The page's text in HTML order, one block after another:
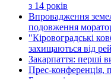
з 14 років
Впровадження
подовження
"Кіровоградські
захищаються від
Закарпаття: перші
Прес-конференція,